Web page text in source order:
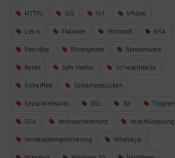
HTTPS iOS IoT iPhone
Linux Malware Microsoft NSA
Patchday Privatsphäre Ransomware
Recht Safe Harbor Schwachstelle
Sicherheit Sicherheitslücken
Social Networks SSL Tor Trojaner
USA Verbraucherschutz Verschlüsselung
Vorratsdatenspeicherung WhatsApp